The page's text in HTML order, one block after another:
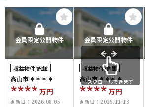
会員限定公開物件
収益物件/旅館
高山市＊＊＊＊
**** 万円
更新日： 2026.08.05
会員限定公開物件
収益物件/倉庫
高山市＊＊＊＊
**** 万円
更新日： 2025.11.13
スクロールできます